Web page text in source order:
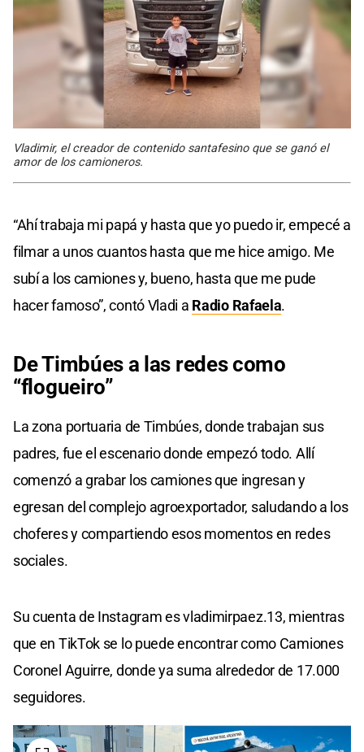
Vladimir, el creador de contenido santafesino que se ganó el
amor de los camioneros.
“Ahí trabaja mi papá y hasta que yo puedo ir, empecé a
filmar a unos cuantos hasta que me hice amigo. Me
subí a los camiones y, bueno, hasta que me pude
hacer famoso”, contó Vladi a Radio Rafaela.
De Timbúes a las redes como
“flogueiro”
La zona portuaria de Timbúes, donde trabajan sus
padres, fue el escenario donde empezó todo. Allí
comenzó a grabar los camiones que ingresan y
egresan del complejo agroexportador, saludando a los
choferes y compartiendo esos momentos en redes
sociales.
Su cuenta de Instagram es vladimirpaez.13, mientras
que en TikTok se lo puede encontrar como Camiones
Coronel Aguirre, donde ya suma alrededor de 17.000
seguidores.